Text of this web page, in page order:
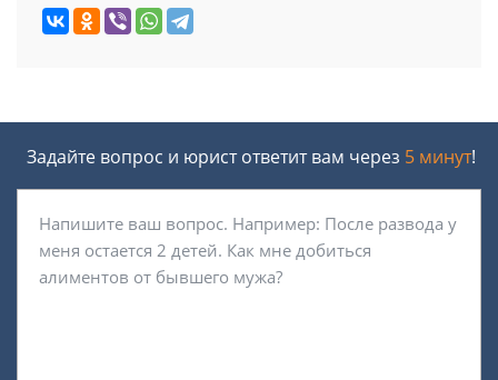
Задайте вопрос и юрист ответит вам через 5 минут!